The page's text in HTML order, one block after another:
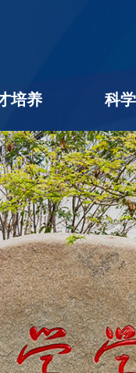
培养
生教育
生教育
工作
相长
创业
科
科
科
平
科
社
学
企
成
公
学